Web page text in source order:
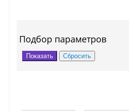
Подбор параметров